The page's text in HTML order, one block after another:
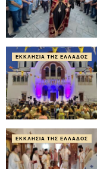
ΕΚΚΛΗΣΊΑ ΤΗΣ ΕΛΛΆΔΟΣ
ΕΚΚΛΗΣΊΑ ΤΗΣ ΕΛΛΆΔΟΣ